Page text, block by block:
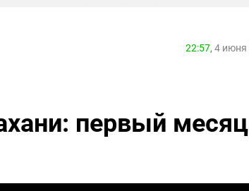
22:57, 4 июня
первый месяц